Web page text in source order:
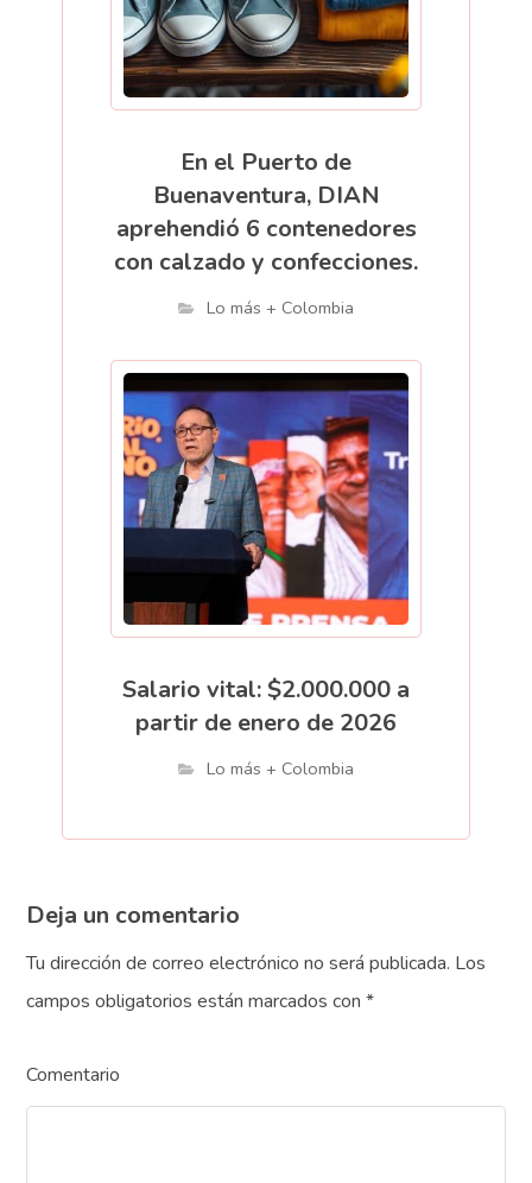
En el Puerto de
Buenaventura, DIAN
aprehendió 6 contenedores
con calzado y confecciones.
Lo más + Colombia
Salario vital: $2.000.000 a
partir de enero de 2026
Lo más + Colombia
Deja un comentario
Tu dirección de correo electrónico no será publicada. Los
campos obligatorios están marcados con*
Comentario